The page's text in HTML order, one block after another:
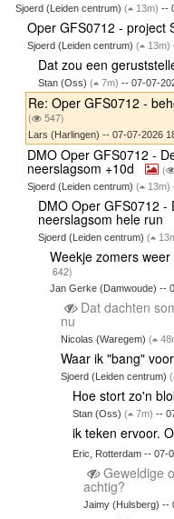
Sjoerd (Leiden centrum) ( 13m) --
Oper GFS0712 - project
Sjoerd (Leiden centrum) ( 13m)
Dat zou een
Stan (Oss)( 7m) -- 07-07-
Re: Oper GFS0712 -
( 547)
Lars (Harlingen) -- 07-07-2026
DMO Oper GFS0712 -
neerslagsom +10d (
Sjoerd (Leiden centrum) ( 13m)
DMO Oper GFS0712 -
neerslagsom hele run
Sjoerd (Leiden centrum)(
Weekje zomers
642)
Jan Gerke (Damwoude) --
Dat dachten
nu
Nicolas (Waregem)(
Waar ik "bang"
Sjoerd (Leiden centrum)(
Hoe stort zo'n
Stan (Oss) ( 7m) --
ik teken ervoor.
Eric, Rotterdam -- 07-
Geweldige
achtig?
Jaimy (Hulsberg) --